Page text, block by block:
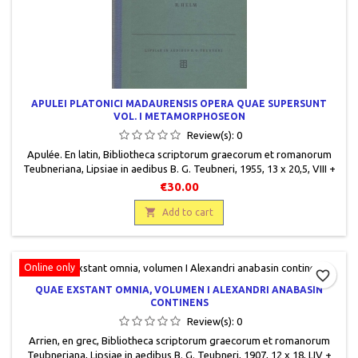
APULEI PLATONICI MADAURENSIS OPERA QUAE SUPERSUNT
VOL. I METAMORPHOSEON
Review(s): 0
Apulée. En latin, Bibliotheca scriptorum graecorum et romanorum
Teubneriana, Lipsiae in aedibus B. G. Teubneri, 1955, 13 x 20,5, VIII +
301 pages, relié, occasion. Bon état, demi toilé bleu insolé, plats
cartonnés verts, bords un peu frottés, papier légèrement jauni.
€30.00
 Add to cart
Online only
QUAE EXSTANT OMNIA, VOLUMEN I ALEXANDRI ANABASIN
CONTINENS
Review(s): 0
Arrien, en grec, Bibliotheca scriptorum graecorum et romanorum
Teubneriana, Lipsiae in aedibus B. G. Teubneri, 1907, 12 x 18, LIV +
favorite_border